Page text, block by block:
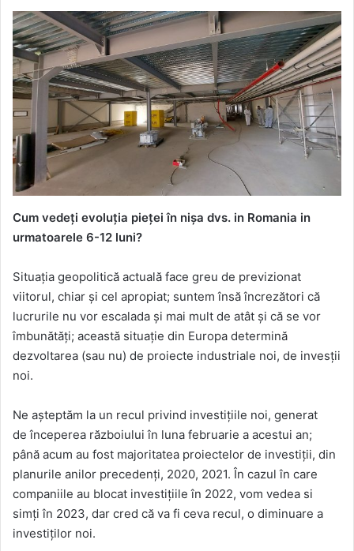
Cum vedeți evoluția pieței în nișa dvs. in Romania in
urmatoarele 6-12 luni?
Situația geopolitică actuală face greu de previzionat
viitorul, chiar și cel apropiat; suntem însă încrezători că
lucrurile nu vor escalada și mai mult de atât și că se vor
îmbunătăți; această situație din Europa determină
dezvoltarea (sau nu) de proiecte industriale noi, de invesții
noi.
Ne așteptăm la un recul privind investițiile noi, generat
de începerea războiului în luna februarie a acestui an;
până acum au fost majoritatea proiectelor de investiții, din
planurile anilor precedenți, 2020, 2021. În cazul în care
companiile au blocat investițiile în 2022, vom vedea si
simți în 2023, dar cred că va fi ceva recul, o diminuare a
investiților noi.